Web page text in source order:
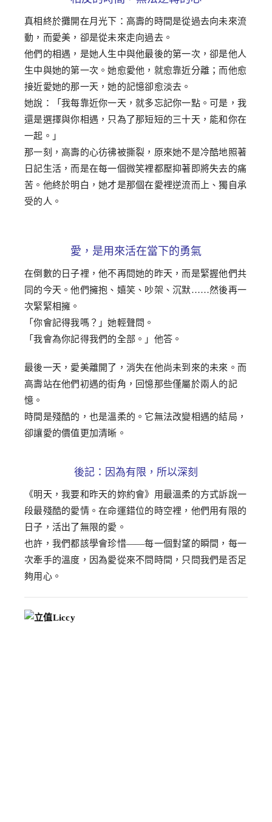
真相終於攤開在月光下：高壽的時間是從過去向未來流
動，而愛美，卻是從未來走向過去。
他們的相遇，是她人生中與他最後的第一次，卻是他人
生中與她的第一次。她愈愛他，就愈靠近分離；而他愈
接近愛她的那一天，她的記憶卻愈淡去。
她說：「我每靠近你一天，就多忘記你一點。可是，我
還是選擇與你相遇，只為了那短短的三十天，能和你在
一起。」
那一刻，高壽的心彷彿被撕裂，原來她不是冷酷地照著
日記生活，而是在每一個微笑裡都壓抑著即將失去的痛
苦。他終於明白，她才是那個在愛裡逆流而上、獨自承
受的人。
愛，是用來活在當下的勇氣
在倒數的日子裡，他不再問她的昨天，而是緊握他們共
同的今天。他們擁抱、嬉笑、吵架、沉默……然後再一
次緊緊相擁。
「你會記得我嗎？」她輕聲問。
「我會為你記得我們的全部。」他答。
最後一天，愛美離開了，消失在他尚未到來的未來。而
高壽站在他們初遇的街角，回憶那些僅屬於兩人的記
憶。
時間是殘酷的，也是溫柔的。它無法改變相遇的結局，
卻讓愛的價值更加清晰。
後記：因為有限，所以深刻
《明天，我要和昨天的妳約會》用最溫柔的方式訴說一
段最殘酷的愛情。在命運錯位的時空裡，他們用有限的
日子，活出了無限的愛。
也許，我們都該學會珍惜——每一個對望的瞬間，每一
次牽手的溫度，因為愛從來不問時間，只問我們是否足
夠用心。